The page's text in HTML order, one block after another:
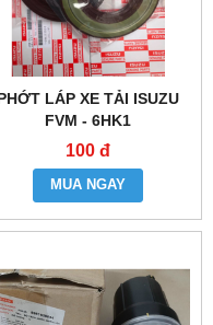
LÁP XE TẢI ISUZU
FVM - 6HK1
100 đ
MUA NGAY